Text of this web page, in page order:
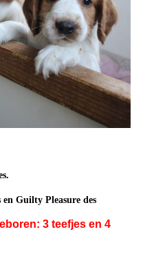
Guilty Pleasure des
3 teefjes en 4